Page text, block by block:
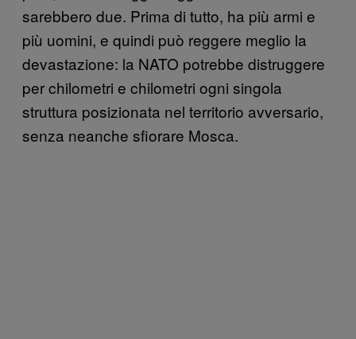
sarebbero due. Prima di tutto, ha più armi e
più uomini, e quindi può reggere meglio la
devastazione: la NATO potrebbe distruggere
per chilometri e chilometri ogni singola
struttura posizionata nel territorio avversario,
senza neanche sfiorare Mosca.